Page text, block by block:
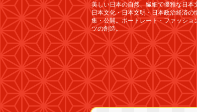
美しい日本の自然、繊細で優雅な日
日本文化・日本文明・日本政治経済
集・公開。ポートレート・ファッシ
ツの創造。